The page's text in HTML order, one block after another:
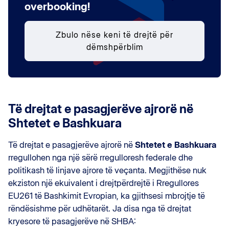
overbooking!
Zbulo nëse keni të drejtë për
dëmshpërblim
Të drejtat e pasagjerëve ajrorë në
Shtetet e Bashkuara
Të drejtat e pasagjerëve ajrorë në Shtetet e Bashkuara
rregullohen nga një sërë rregulloresh federale dhe
politikash të linjave ajrore të veçanta. Megjithëse nuk
ekziston një ekuivalent i drejtpërdrejtë i Rregullores
EU261 të Bashkimit Evropian, ka gjithsesi mbrojtje të
rëndësishme për udhëtarët. Ja disa nga të drejtat
kryesore të pasagjerëve në SHBA: